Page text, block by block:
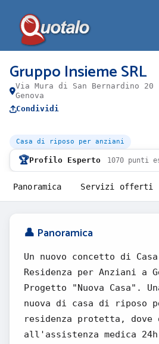
Gruppo Insieme SRL
Via Mura di San Bernardino 20
Genova
Condividi
Casa di riposo per anziani
🏆Profilo Esperto 1070 punti
Panoramica Servizi offerti
👤 Panoramica
Un nuovo concetto di
Residenza per Anziani a
Progetto "Nuova Casa".
nuova di casa di riposo
residenza protetta,
all'assistenza medica